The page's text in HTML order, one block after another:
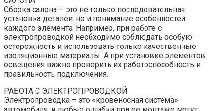
Сборка салона – это не только последовательная
установка деталей, но и понимание особенностей
каждого элемента. Например, при работе с
электропроводкой необходимо соблюдать особую
осторожность и использовать только качественные
изоляционные материалы. А при установке элементов
освещения важно проверить их работоспособность и
правильность подключения.
РАБОТА С ЭЛЕКТРОПРОВОДКОЙ
Электропроводка – это «кровеносная система»